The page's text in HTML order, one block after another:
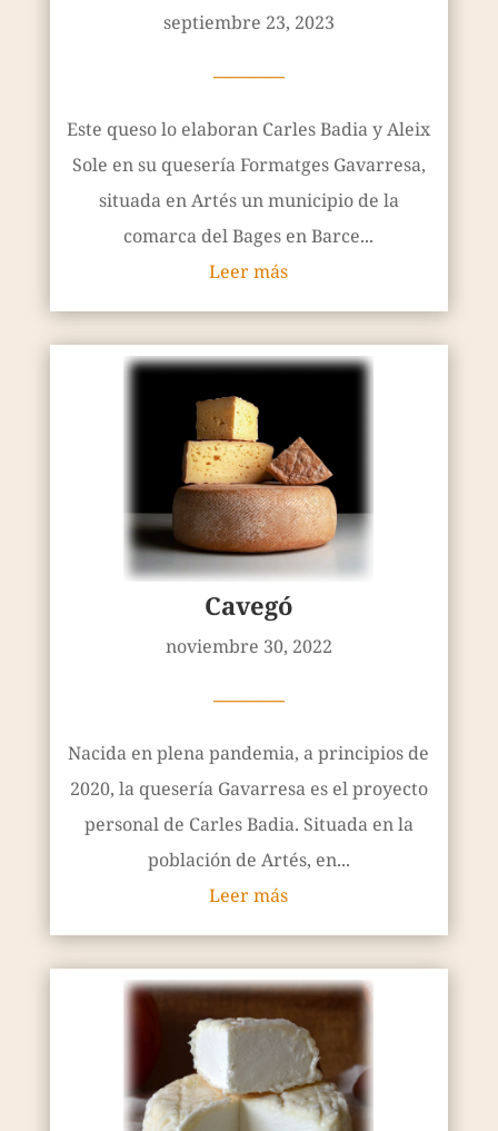
septiembre 23, 2023
————
Este queso lo elaboran Carles Badia y Aleix
Sole en su quesería Formatges Gavarresa,
situada en Artés un municipio de la
comarca del Bages en Barce...
Leer más
Cavegó
noviembre 30, 2022
————
Nacida en plena pandemia, a principios de
2020, la quesería Gavarresa es el proyecto
personal de Carles Badia. Situada en la
población de Artés, en...
Leer más